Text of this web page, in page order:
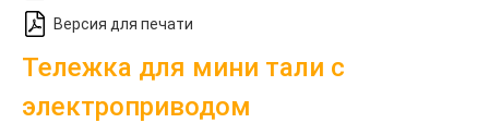
Версия для печати
Тележка для мини тали с
электроприводом